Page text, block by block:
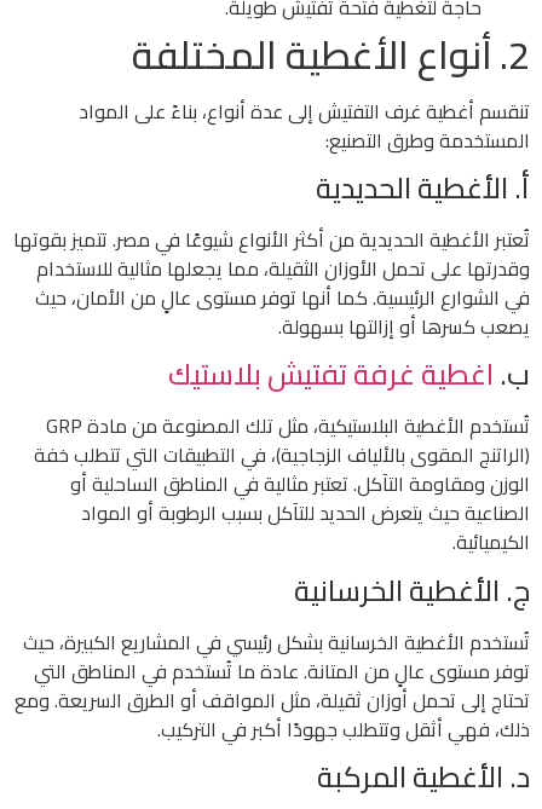
2. أنواع الأغطية المختلفة
تنقسم أغطية غرف التفتيش إلى عدة أنواع، بناءً على المواد
المستخدمة وطرق التصنيع:
أ. الأغطية الحديدية
تُعتبر الأغطية الحديدية من أكثر الأنواع شيوعًا في مصر. تتميز بقوتها
وقدرتها على تحمل الأوزان الثقيلة، مما يجعلها مثالية للاستخدام
في الشوارع الرئيسية. كما أنها توفر مستوى عالٍ من الأمان، حيث
يصعب كسرها أو إزالتها بسهولة.
ب. اغطية غرفة تفتيش بلاستيك
تُستخدم الأغطية البلاستيكية، مثل تلك المصنوعة من مادة GRP
(الراتنج المقوى بالألياف الزجاجية)، في التطبيقات التي تتطلب خفة
الوزن ومقاومة التآكل. تعتبر مثالية في المناطق الساحلية أو
الصناعية حيث يتعرض الحديد للتآكل بسبب الرطوبة أو المواد
الكيميائية.
ج. الأغطية الخرسانية
تُستخدم الأغطية الخرسانية بشكل رئيسي في المشاريع الكبيرة، حيث
توفر مستوى عالٍ من المتانة. عادة ما تُستخدم في المناطق التي
تحتاج إلى تحمل أوزان ثقيلة، مثل المواقف أو الطرق السريعة. ومع
ذلك، فهي أثقل وتتطلب جهودًا أكبر في التركيب.
د. الأغطية المركبة